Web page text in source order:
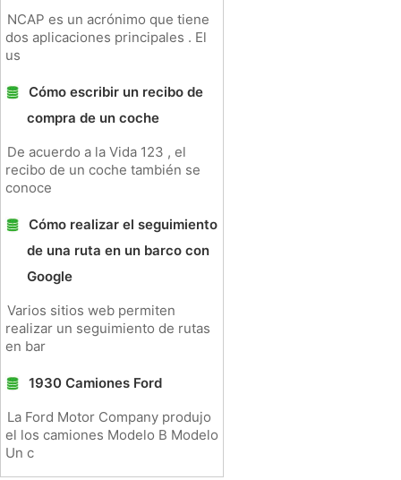
NCAP es un acrónimo que tiene
dos aplicaciones principales . El
us
Cómo escribir un recibo de
compra de un coche
De acuerdo a la Vida 123 , el
recibo de un coche también se
conoce
Cómo realizar el seguimiento
de una ruta en un barco con
Google
Varios sitios web permiten
realizar un seguimiento de rutas
en bar
1930 Camiones Ford
La Ford Motor Company produjo
el los camiones Modelo B Modelo
Un c